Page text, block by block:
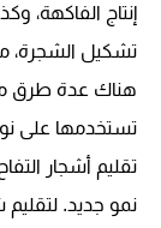
إنتاج الفاكهة،
تشكيل الشجرة،
هناك عدة طرق
تستخدمها على
تقليم أشجار
نمو جديد. لتقليم